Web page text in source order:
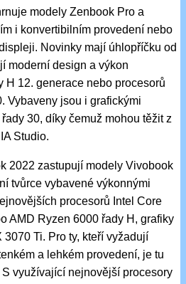
modely Zenbook Pro a
i konvertibilním provedení nebo
Novinky mají úhlopříčku od
moderní design a výkon
H 12. generace nebo procesorů
Vybaveny jsou i grafickými
30, díky čemuž mohou těžit z
Studio.
2022 zastupují modely Vivobook
tvůrce vybavené výkonnými
procesorů Intel Core
AMD Ryzen 6000 řady H, grafiky
Ti. Pro ty, kteří vyžadují
a lehkém provedení, je tu
využívající nejnovější procesory